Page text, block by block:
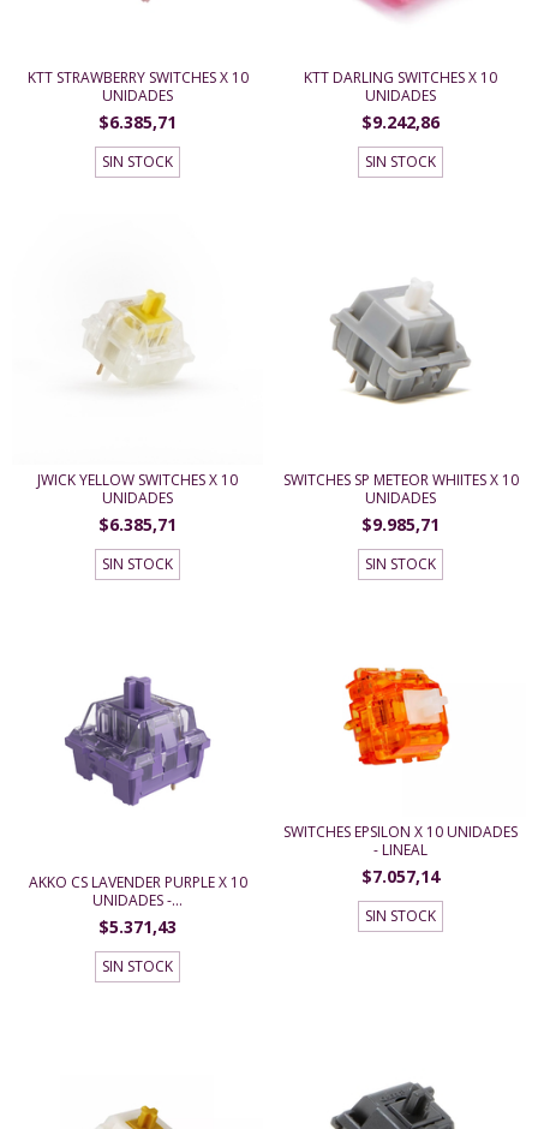
KTT STRAWBERRY SWITCHES X 10
UNIDADES
$6.385,71
SIN STOCK
KTT DARLING SWITCHES X 10
UNIDADES
$9.242,86
SIN STOCK
JWICK YELLOW SWITCHES X 10
UNIDADES
$6.385,71
SIN STOCK
SWITCHES SP METEOR WHIITES X 10
UNIDADES
$9.985,71
SIN STOCK
AKKO CS LAVENDER PURPLE X 10
UNIDADES -...
$5.371,43
SIN STOCK
SWITCHES EPSILON X 10 UNIDADES
- LINEAL
$7.057,14
SIN STOCK